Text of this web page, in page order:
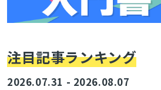
注目記事ランキング
2026.07.31 - 2026.08.07